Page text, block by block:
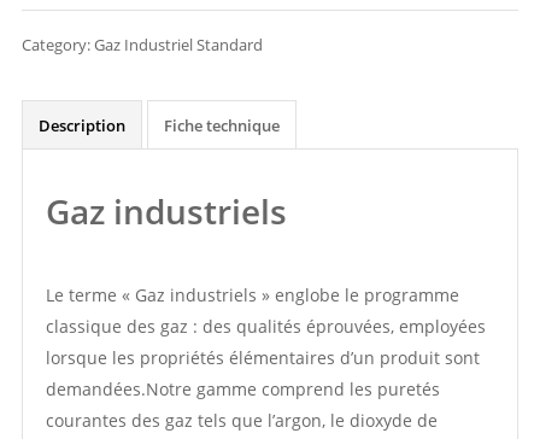
Category:Gaz Industriel Standard
Description Fiche technique
Gaz industriels
Le terme « Gaz industriels » englobe le programme
classique des gaz : des qualités éprouvées, employées
lorsque les propriétés élémentaires d’un produit sont
demandées.Notre gamme comprend les puretés
courantes des gaz tels que l’argon, le dioxyde de